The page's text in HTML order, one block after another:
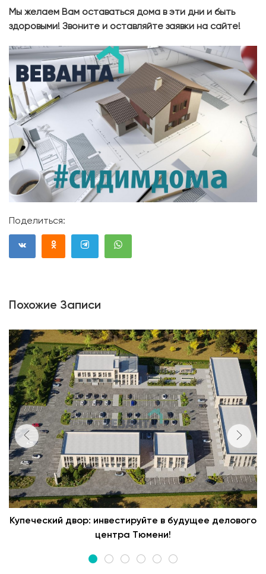
Мы желаем Вам оставаться дома в эти дни и быть
здоровыми! Звоните и оставляйте заявки на сайте!
Поделиться:
Похожие Записи
Купеческий двор: инвестируйте в будущее делового
центра Тюмени!